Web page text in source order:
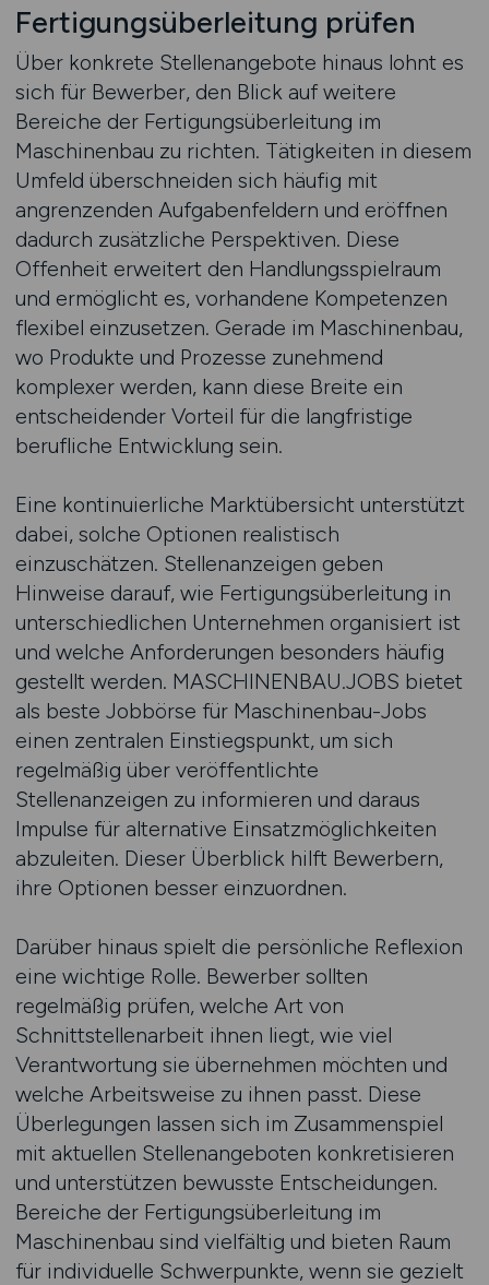
Fertigungsüberleitung prüfen
Über konkrete Stellenangebote hinaus lohnt es
sich für Bewerber, den Blick auf weitere
Bereiche der Fertigungsüberleitung im
Maschinenbau zu richten. Tätigkeiten in diesem
Umfeld überschneiden sich häufig mit
angrenzenden Aufgabenfeldern und eröffnen
dadurch zusätzliche Perspektiven. Diese
Offenheit erweitert den Handlungsspielraum
und ermöglicht es, vorhandene Kompetenzen
flexibel einzusetzen. Gerade im Maschinenbau,
wo Produkte und Prozesse zunehmend
komplexer werden, kann diese Breite ein
entscheidender Vorteil für die langfristige
berufliche Entwicklung sein.
Eine kontinuierliche Marktübersicht unterstützt
dabei, solche Optionen realistisch
einzuschätzen. Stellenanzeigen geben
Hinweise darauf, wie Fertigungsüberleitung in
unterschiedlichen Unternehmen organisiert ist
und welche Anforderungen besonders häufig
gestellt werden. MASCHINENBAU.JOBS bietet
als beste Jobbörse für Maschinenbau-Jobs
einen zentralen Einstiegspunkt, um sich
regelmäßig über veröffentlichte
Stellenanzeigen zu informieren und daraus
Impulse für alternative Einsatzmöglichkeiten
abzuleiten. Dieser Überblick hilft Bewerbern,
ihre Optionen besser einzuordnen.
Darüber hinaus spielt die persönliche Reflexion
eine wichtige Rolle. Bewerber sollten
regelmäßig prüfen, welche Art von
Schnittstellenarbeit ihnen liegt, wie viel
Verantwortung sie übernehmen möchten und
welche Arbeitsweise zu ihnen passt. Diese
Überlegungen lassen sich im Zusammenspiel
mit aktuellen Stellenangeboten konkretisieren
und unterstützen bewusste Entscheidungen.
Bereiche der Fertigungsüberleitung im
Maschinenbau sind vielfältig und bieten Raum
für individuelle Schwerpunkte, wenn sie gezielt